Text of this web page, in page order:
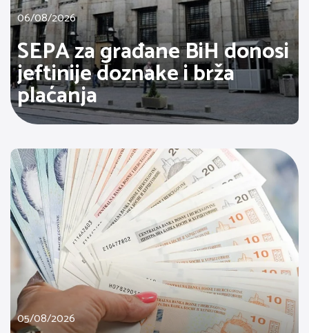
06/08/2026
SEPA za građane BiH donosi
jeftinije doznake i brža
plaćanja
05/08/2026